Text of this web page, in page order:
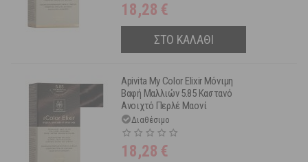
18,28 €
ΣΤΟ ΚΑΛΑΘΙ
Apivita My Color Elixir Μόνιμη
Βαφή Μαλλιών 5.85 Καστανό
Ανοιχτό Περλέ Μαονί
Διαθέσιμο
18,28 €